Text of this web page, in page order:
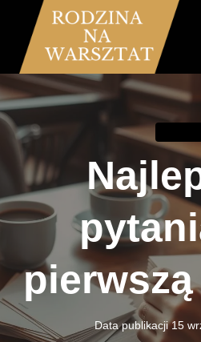
Przejdź
treści
Data publikacji 15